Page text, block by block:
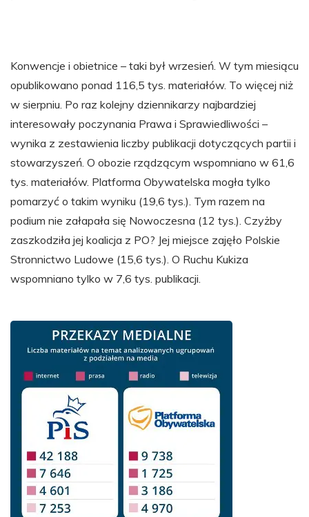
Konwencje i obietnice – taki był wrzesień. W tym miesiącu
opublikowano ponad 116,5 tys. materiałów. To więcej niż
w sierpniu. Po raz kolejny dziennikarzy najbardziej
interesowały poczynania Prawa i Sprawiedliwości –
wynika z zestawienia liczby publikacji dotyczących partii i
stowarzyszeń. O obozie rządzącym wspomniano w 61,6
tys. materiałów. Platforma Obywatelska mogła tylko
pomarzyć o takim wyniku (19,6 tys.). Tym razem na
podium nie załapała się Nowoczesna (12 tys.). Czyżby
zaszkodziła jej koalicja z PO? Jej miejsce zajęło Polskie
Stronnictwo Ludowe (15,6 tys.). O Ruchu Kukiza
wspomniano tylko w 7,6 tys. publikacji.